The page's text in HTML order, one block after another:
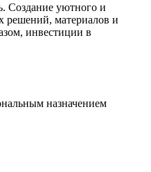
Создание уютного и
решений, материалов и
инвестиции в
назначением